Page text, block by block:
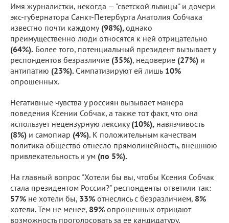
Имя журналистки, некогда — "светской львицы" и дочери
экс-губернатора Санкт-Петербурга Анатолия Собчака
известно почти каждому(98%), однако
преимущественно люди относятся к ней отрицательно
(64%). Более того, потенциальный президент вызывает у
респондентов безразличие (35%), недоверие (27%) и
антипатию (23%). Симпатизируют ей лишь 10%
опрошенных.
Негативные чувства у россиян вызывает манера
поведения Ксении Собчак, а также тот факт, что она
использует нецензурную лексику(10%), навязчивость
(8%) и самопиар (4%). К положительным качествам
политика общество отнесло прямолинейность, внешнюю
привлекательность и ум (по 5%).
На главный вопрос "Хотели бы вы, чтобы Ксения Собчак
стала президентом России?" респонденты ответили так:
57% не хотели бы, 33% отнеслись с безразличием, 8%
хотели. Тем не менее, 89% опрошенных отрицают
возможность проголосовать за ее кандидатуру,